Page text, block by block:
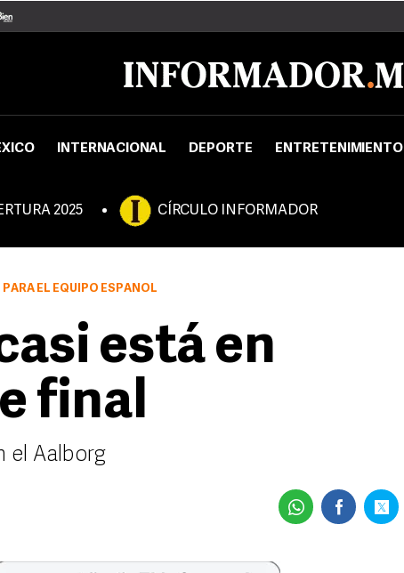
INTERNACIONAL DEPORTE ENTRETENIMIENTO
2025 CÍRCULO INFORMADOR
EL EQUIPO ESPAÑOL
está en
final
el Aalborg